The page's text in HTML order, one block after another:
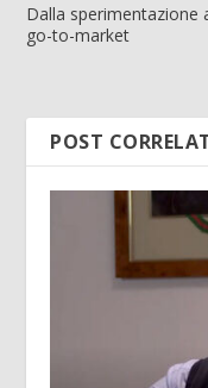
Dalla sperimentazione
go-to-market
POST